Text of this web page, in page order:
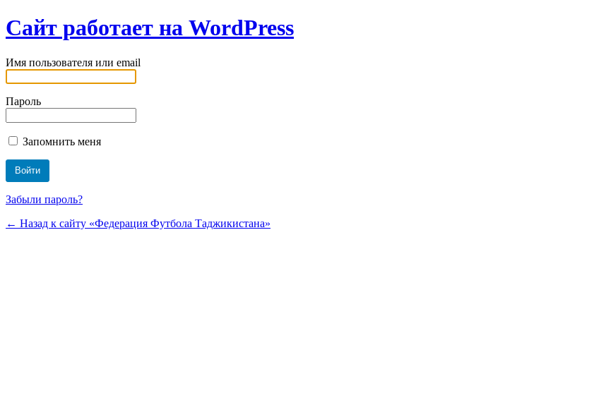
Сайт работает на WordPress
Имя пользователя или email
Пароль
Запомнить меня
Забыли пароль?
← Назад к сайту «Федерация Футбола Таджикистана»